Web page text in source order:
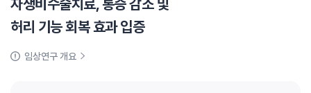
자생비수술치료, 통증 감소 및
허리 기능 회복 효과 입증
임상연구 개요